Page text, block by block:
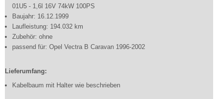
01U5 - 1,6l 16V 74kW 100PS
Baujahr: 16.12.1999
Laufleistung: 194.032 km
Zubehör: ohne
passend für: Opel Vectra B Caravan 1996-2002
Lieferumfang:
Kabelbaum mit Halter wie beschrieben